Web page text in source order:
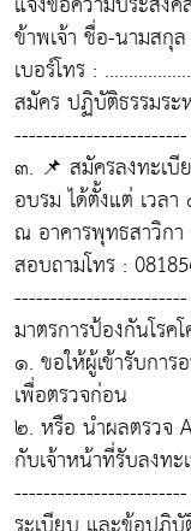
ข้าพเจ้า ชื่อ-นามสกุล
เบอร์โทร :
สมัคร ปฏิบัติธรรมระ
------------------------
๓. 📌 สมัครลงทะเ
อบรม ได้ตั้งแต่ เว
ณ อาคารพุทธสาวิก
สอบถามโทร :
------------------------
มาตรการป้องกันโรค
๑. ขอให้ผู้เข้ารับกา
เพื่อตรวจก่อน
๒. หรือ นำผลตรวจ
กับเจ้าหน้าที่รับลงทะ
------------------------